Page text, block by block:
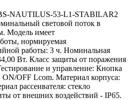
NAUTILUS-53-L1-STABILAR2
световой поток в
Модель имеет
нормируемая
работы: 3 ч. Номинальная
Вт. Класс защиты от поражения
и управление: Кнопка
OFF Lcom. Материал корпуса:
рассеивателя: стекло
от внешних воздействий - IP65.